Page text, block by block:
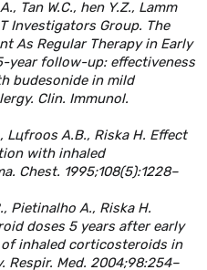
Tan W.C., hen Y.Z., Lamm
Investigators Group. The
As Regular Therapy in Early
year follow-up: effectiveness
budesonide in mild
Clin. Immunol.
Lцfroos A.B., Riska H. Effect
with inhaled
Chest. 1995;108(5):1228–
Pietinalho A., Riska H.
doses 5 years after early
inhaled corticosteroids in
Respir. Med. 2004;98:254–